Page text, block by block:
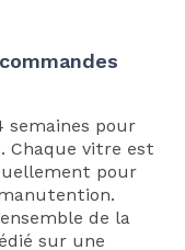
semaines pour
Chaque vitre est
pour
de la
sur une